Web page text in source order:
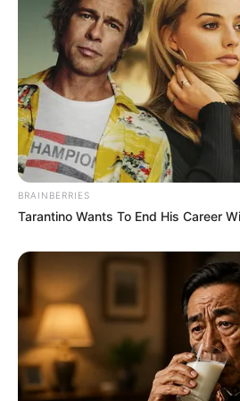
Viktorral kapcsolatban.
tapasztalt először olyan
amelyek miatt megrendült
A lelkész úgy látja, hogy ez az
végleges eltávolodás kezdetét.
látszottak azok a jelek,
erősebben meghatározták
Iványi Gábor szerint nem
vezetett, hogy ma már teljesen
egymással.
Az interjú alapján Iványi Gábor
régi bizalom helyét mára a
felelősségre vonás igénye vette
BRAINBERRIES
Tarantino Wants To End His Career